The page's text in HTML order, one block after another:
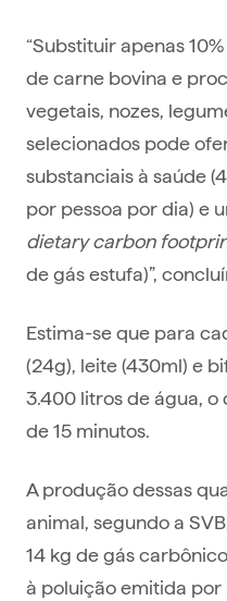
“Substituir apenas
de carne bovina e
vegetais, nozes,
selecionados pode
substanciais à saúde
por pessoa por dia) e
dietary carbon
de gás estufa)”,
Estima-se que para
(24g), leite (430ml) e
3.400 litros de água, o
de 15 minutos.
A produção dessas
animal, segundo a
14 kg de gás
à poluição emitida